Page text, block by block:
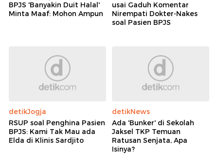
BPJS 'Banyakin Duit Halal'
Minta Maaf: Mohon Ampun
usai Gaduh Komentar
Nirempati Dokter-Nakes
soal Pasien BPJS
detikJogja
RSUP soal Penghina Pasien
BPJS: Kami Tak Mau ada
Elda di Klinis Sardjito
detikNews
Ada 'Bunker' di Sekolah
Jaksel TKP Temuan
Ratusan Senjata, Apa
Isinya?